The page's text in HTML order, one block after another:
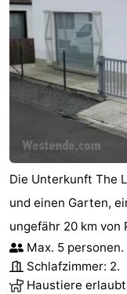
Die Unterkunft The
und einen Garten,
ungefähr 20 km von
Max. 5 personen.
Schlafzimmer: 2.
Haustiere